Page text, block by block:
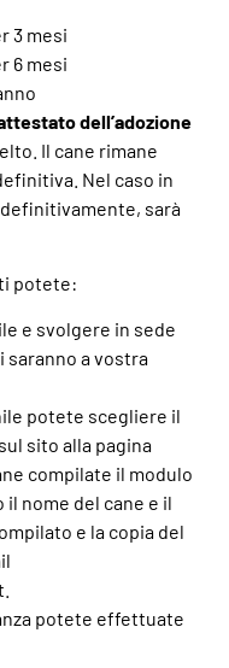
3 mesi
6 mesi
dell’adozione
Il cane rimane
Nel caso in
sarà
potete:
e svolgere in sede
a vostra
potete scegliere il
sito alla pagina
compilate il modulo
il nome del cane e il
e la copia del
potete effettuate